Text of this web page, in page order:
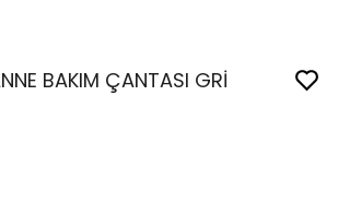
BAKIM ÇANTASI GRİ